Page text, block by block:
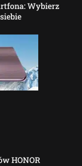
Wybierz
HONOR